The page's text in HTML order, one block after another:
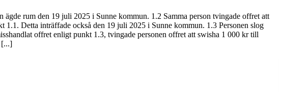
ägde rum den 19 juli 2025 i Sunne kommun. 1.2 Samma person tvingade offret att
Detta inträffade också den 19 juli 2025 i Sunne kommun. 1.3 Personen slog
offret enligt punkt 1.3, tvingade personen offret att swisha 1 000 kr till
[...]